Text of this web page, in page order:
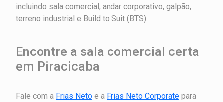
incluindo sala comercial, andar corporativo, galpão,
terreno industrial e Build to Suit (BTS).
Encontre a sala comercial certa
em Piracicaba
Fale com a Frias Neto e a Frias Neto Corporate para